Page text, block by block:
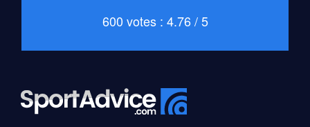
600 votes : 4.76 / 5